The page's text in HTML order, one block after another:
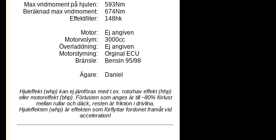
Max vridmoment på hjulen:
593Nm
Beräknad max vridmoment:
674Nm
Effekt/liter:
148hk
Motor:
Ej angiven
Motorvolym:
3000cc
Överladdning:
Ej angiven
Motorstyrning:
Orginal ECU
Bränsle:
Bensin 95/98
Ägare:
Daniel
Hjuleffekt (whp) kan ej jämföras med t.ex. roto/nav effekt (hhp)
eller motoreffekt (bhp). Förlusten som anges är till ~80% förlust
mellan rullar och däck, resten är friktion i drivlina.
Hjuleffekten (whp) är effekten som förflyttar fordonet framåt vid
acceleration!